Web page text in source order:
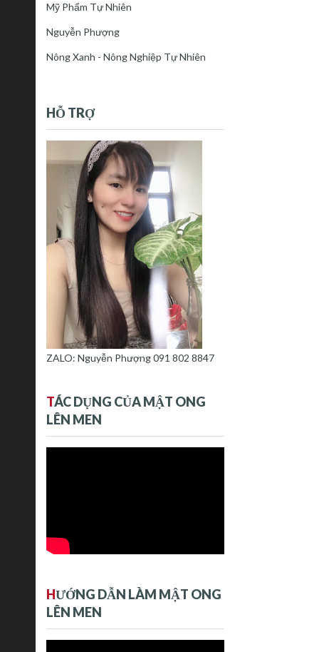
Mỹ Phẩm Tự Nhiên
Nguyễn Phượng
Nông Xanh - Nông Nghiệp Tự Nhiên
HỖ TRỢ
ZALO: Nguyễn Phượng 091 802 8847
TÁC DỤNG CỦA MẬT ONG
LÊN MEN
HƯỚNG DẪN LÀM MẬT ONG
LÊN MEN